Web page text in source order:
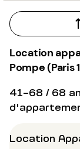
Location
Pompe (Paris
41-68 / 68
Location